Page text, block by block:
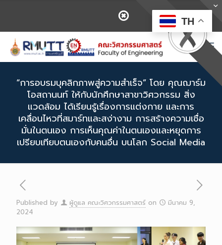
“การอบรมบุคลิกภาพสู่ความสำเร็จ” โดย คุณฌาร์ม
โอสถานนท์ ให้กับนักศึกษาสาขาวิศวกรรม สิ่ง
แวดล้อม ได้เรียนรู้เรื่องการแต่งกาย และการ
เคลื่อนไหวที่สมาร์ทและสง่างาม การสร้างความเชื่อ
มั่นในตนเอง การเห็นคุณค่าในตนเองและหยุดการ
เปรียบเทียบตนเองกับคนอื่น บนโลก Social Media
Published by ผู้ดูแล คณะวิศวกรรมศาสตร์ on
มีนาคม 9,
2024
TH